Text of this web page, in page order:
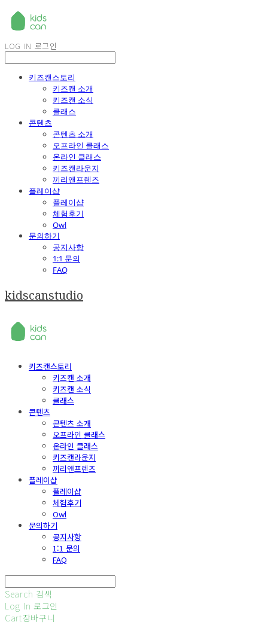
LOG IN 로그인
키즈캔스토리
키즈캔 소개
키즈캔 소식
클래스
콘텐츠
콘텐츠 소개
오프라인 클래스
온라인 클래스
키즈캔라운지
끼리앤프렌즈
플레이샵
플레이샵
체험후기
Owl
문의하기
공지사항
1:1 문의
FAQ
kidscanstudio
키즈캔스토리
키즈캔 소개
키즈캔 소식
클래스
콘텐츠
콘텐츠 소개
오프라인 클래스
온라인 클래스
키즈캔라운지
끼리앤프렌즈
플레이샵
플레이샵
체험후기
Owl
문의하기
공지사항
1:1 문의
FAQ
Search 검색
Log In 로그인
Cart장바구니